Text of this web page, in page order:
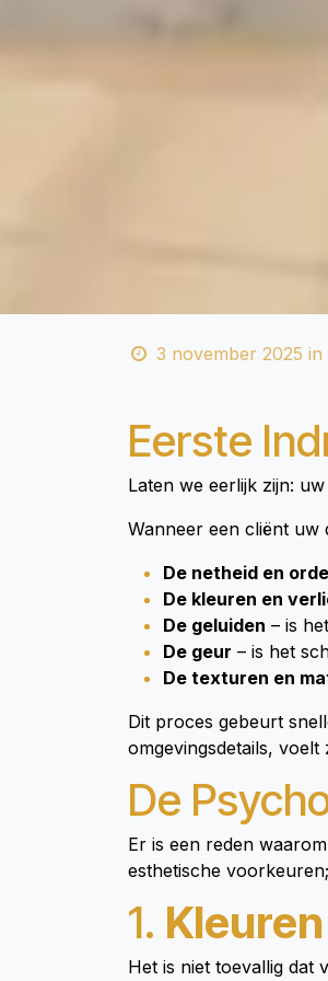
3 november 2025 in
Eerste
Laten we eerlijk zijn:
Wanneer een cliënt
De netheid en
De kleuren en
De geluiden – is
De geur – is het
De texturen en
Dit proces gebeurt
omgevingsdetails,
De
Er is een reden
esthetische
1.
Het is niet toevallig dat